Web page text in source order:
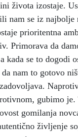
života izostaje.
nam se iz najbolje
prioritentna
Primorava da
kada se to dogodi
nam to gotovo
gubimo je.
gomilanja
življenje